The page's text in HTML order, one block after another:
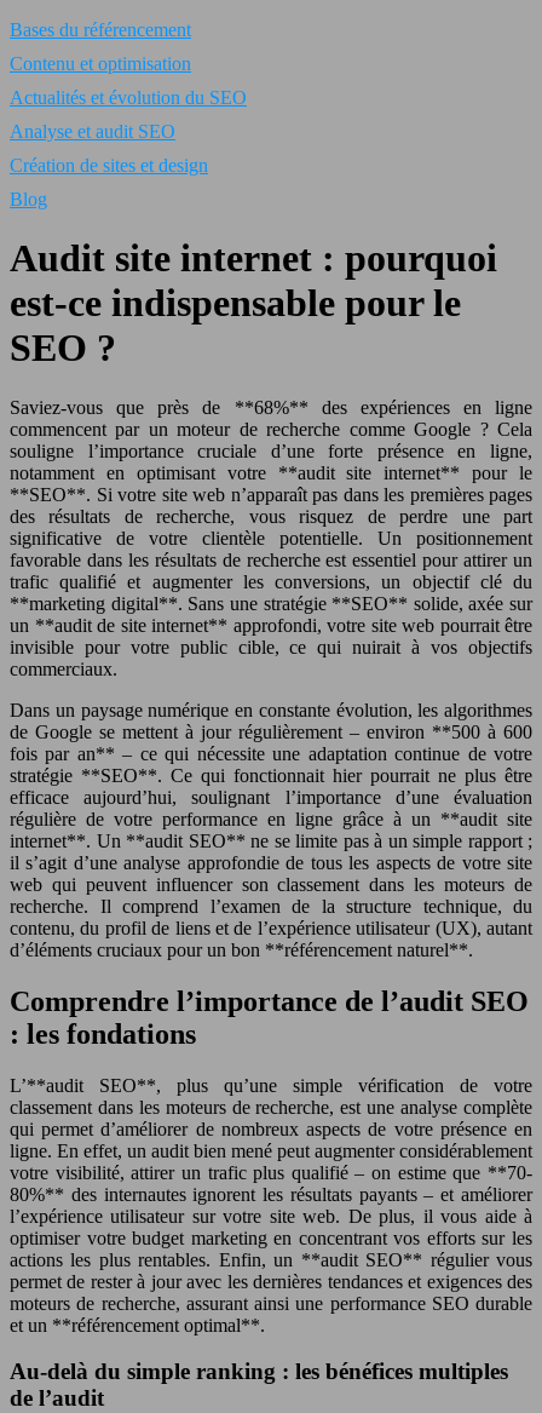
Bases du référencement
Contenu et optimisation
Actualités et évolution du SEO
Analyse et audit SEO
Création de sites et design
Blog
Audit site internet : pourquoi
est-ce indispensable pour le
SEO ?
Saviez-vous que près de **68%** des expériences en ligne
commencent par un moteur de recherche comme Google ? Cela
souligne l’importance cruciale d’une forte présence en ligne,
notamment en optimisant votre **audit site internet** pour le
**SEO**. Si votre site web n’apparaît pas dans les premières pages
des résultats de recherche, vous risquez de perdre une part
significative de votre clientèle potentielle. Un positionnement
favorable dans les résultats de recherche est essentiel pour attirer un
trafic qualifié et augmenter les conversions, un objectif clé du
**marketing digital**. Sans une stratégie **SEO** solide, axée sur
un **audit de site internet** approfondi, votre site web pourrait être
invisible pour votre public cible, ce qui nuirait à vos objectifs
commerciaux.
Dans un paysage numérique en constante évolution, les algorithmes
de Google se mettent à jour régulièrement – environ **500 à 600
fois par an** – ce qui nécessite une adaptation continue de votre
stratégie **SEO**. Ce qui fonctionnait hier pourrait ne plus être
efficace aujourd’hui, soulignant l’importance d’une évaluation
régulière de votre performance en ligne grâce à un **audit site
internet**. Un **audit SEO** ne se limite pas à un simple rapport ;
il s’agit d’une analyse approfondie de tous les aspects de votre site
web qui peuvent influencer son classement dans les moteurs de
recherche. Il comprend l’examen de la structure technique, du
contenu, du profil de liens et de l’expérience utilisateur (UX), autant
d’éléments cruciaux pour un bon **référencement naturel**.
Comprendre l’importance de l’audit SEO
: les fondations
L’**audit SEO**, plus qu’une simple vérification de votre
classement dans les moteurs de recherche, est une analyse complète
qui permet d’améliorer de nombreux aspects de votre présence en
ligne. En effet, un audit bien mené peut augmenter considérablement
votre visibilité, attirer un trafic plus qualifié – on estime que **70-
80%** des internautes ignorent les résultats payants – et améliorer
l’expérience utilisateur sur votre site web. De plus, il vous aide à
optimiser votre budget marketing en concentrant vos efforts sur les
actions les plus rentables. Enfin, un **audit SEO** régulier vous
permet de rester à jour avec les dernières tendances et exigences des
moteurs de recherche, assurant ainsi une performance SEO durable
et un **référencement optimal**.
Au-delà du simple ranking : les bénéfices multiples
de l’audit